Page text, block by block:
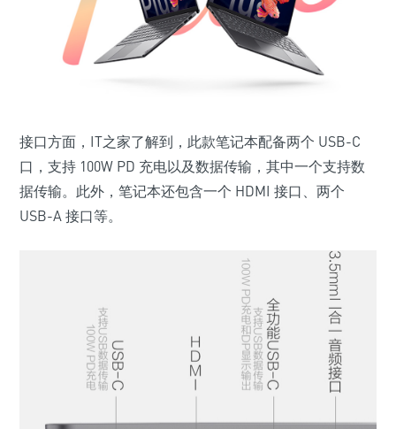
接口方面，IT之家了解到，此款笔记本配备两个 USB-C
口，支持 100W PD 充电以及数据传输，其中一个支持数
据传输。此外，笔记本还包含一个 HDMI 接口、两个
USB-A 接口等。